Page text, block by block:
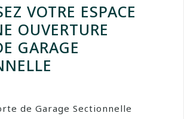
VOTRE ESPACE
OUVERTURE
GARAGE
de Garage Sectionnelle